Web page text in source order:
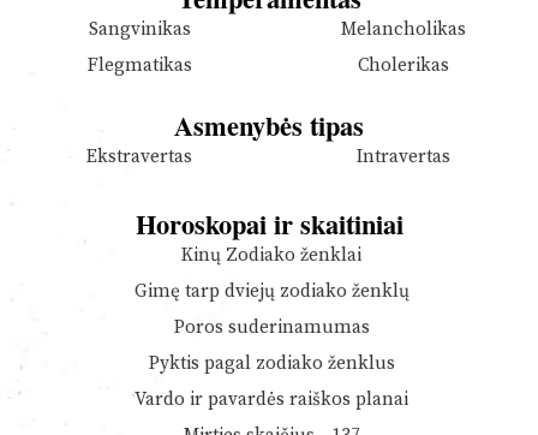
Sangvinikas
Melancholikas
Flegmatikas
Cholerikas
Asmenybės tipas
Ekstravertas Intravertas
Horoskopai ir skaitiniai
Kinų Zodiako ženklai
Gimę tarp dviejų zodiako ženklų
Poros suderinamumas
Pyktis pagal zodiako ženklus
Vardo ir pavardės raiškos planai